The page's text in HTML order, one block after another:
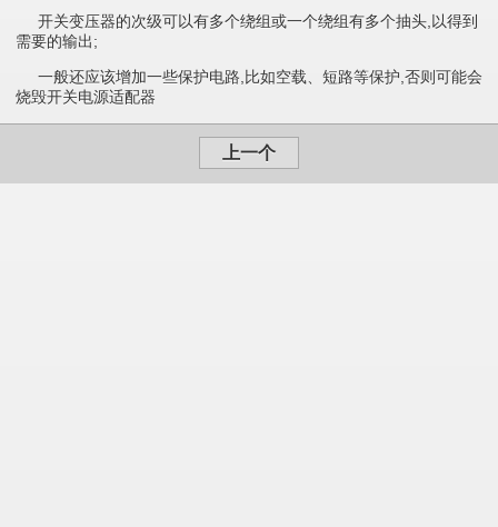
开关变压器的次级可以有多个绕组或一个绕组有多个抽头,以得到
需要的输出;
一般还应该增加一些保护电路,比如空载、短路等保护,否则可能会
烧毁开关电源适配器
上一个